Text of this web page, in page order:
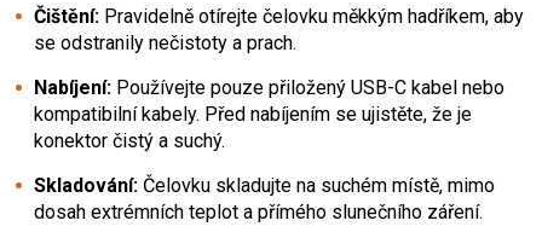
Čištění: Pravidelně otírejte čelovku měkkým hadříkem, aby
se odstranily nečistoty a prach.
Nabíjení: Používejte pouze přiložený USB-C kabel nebo
kompatibilní kabely. Před nabíjením se ujistěte, že je
konektor čistý a suchý.
Skladování: Čelovku skladujte na suchém místě, mimo
dosah extrémních teplot a přímého slunečního záření.